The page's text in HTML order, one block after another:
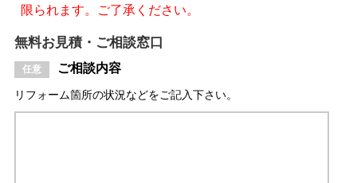
限られます。ご了承ください。
無料お見積・ご相談窓口
ご相談内容
リフォーム箇所の状況などをご記入下さい。